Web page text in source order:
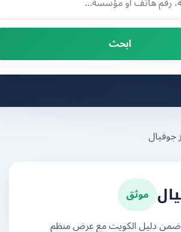
ابحث
موثق
الكويت مع عرض منظم